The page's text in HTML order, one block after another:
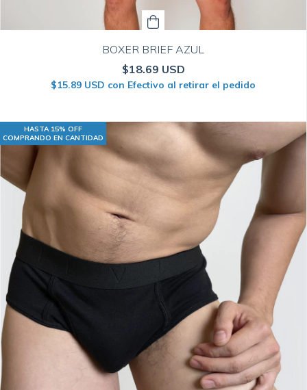
BOXER BRIEF AZUL
$18.69 USD
$15.89 USD con Efectivo al retirar el pedido
HASTA 15% OFF
COMPRANDO EN CANTIDAD